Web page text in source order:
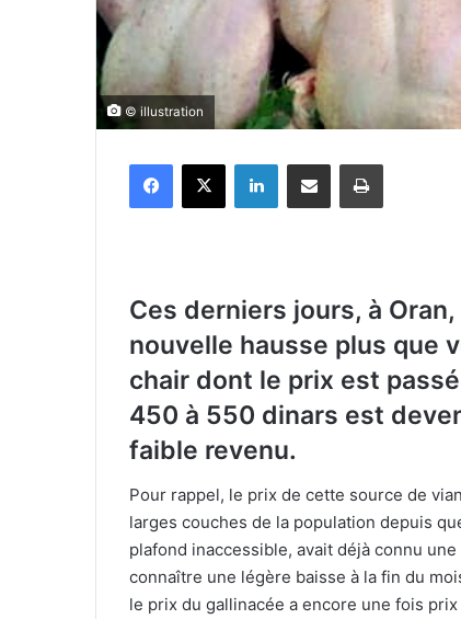
© illustration
Ces derniers jours, à
nouvelle hausse plus que
chair dont le prix est
450 à 550 dinars est
faible revenu.
Pour rappel, le prix de cette source de
larges couches de la population depuis
plafond inaccessible, avait déjà connu
connaître une légère baisse à la fin du
le prix du gallinacée a encore une fois